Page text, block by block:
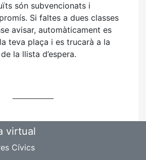
són subvencionats i
Si faltes a dues classes
avisar, automàticament es
teva plaça i es trucarà a la
la llista d’espera.
virtual
Cívics